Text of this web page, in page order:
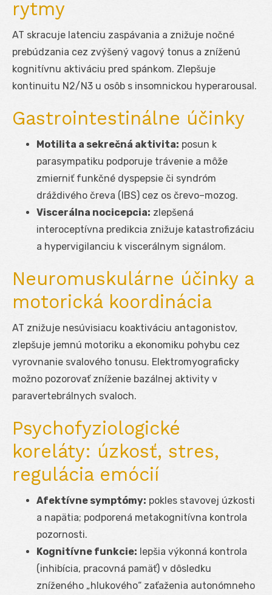
rytmy
AT skracuje latenciu zaspávania a znižuje nočné
prebúdzania cez zvýšený vagový tonus a zníženú
kognitívnu aktiváciu pred spánkom. Zlepšuje
kontinuitu N2/N3 u osôb s insomnickou hyperarousal.
Gastrointestinálne účinky
Motilita a sekrečná aktivita: posun k
parasympatiku podporuje trávenie a môže
zmierniť funkčné dyspepsie či syndróm
dráždivého čreva (IBS) cez os črevo–mozog.
Viscerálna nocicepcia: zlepšená
interoceptívna predikcia znižuje katastrofizáciu
a hypervigilanciu k viscerálnym signálom.
Neuromuskulárne účinky a
motorická koordinácia
AT znižuje nesúvisiacu koaktiváciu antagonistov,
zlepšuje jemnú motoriku a ekonomiku pohybu cez
vyrovnanie svalového tonusu. Elektromyograficky
možno pozorovať zníženie bazálnej aktivity v
paravertebrálnych svaloch.
Psychofyziologické
koreláty: úzkosť, stres,
regulácia emócií
Afektívne symptómy: pokles stavovej úzkosti
a napätia; podporená metakognitívna kontrola
pozornosti.
Kognitívne funkcie: lepšia výkonná kontrola
(inhibícia, pracovná pamäť) v dôsledku
zníženého „hlukového“ zaťaženia autonómneho